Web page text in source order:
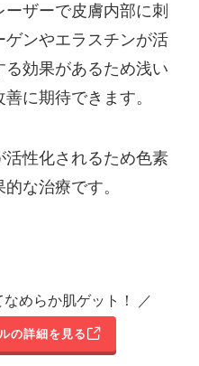
ザーで皮膚内部に刺
ンやエラスチンが活
効果があるため浅い
に期待できます。
活性化されるため色素
な治療です。
めらか肌ゲット！ ／
の詳細を見る